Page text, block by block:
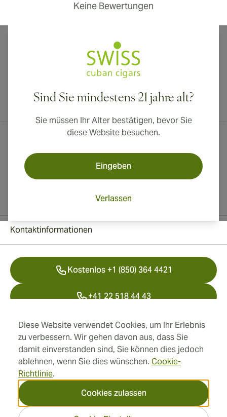
Diese Website verwendet Cookies, um Ihr Erlebnis
zu verbessern. Wir gehen davon aus, dass Sie
damit einverstanden sind, Sie können dies jedoch
ablehnen, wenn Sie dies wünschen. Cookie-
Richtlinie.
Cookies zulassen
Keine Bewertungen
Sind Sie mindestens 21 jahre alt?
Sie müssen Ihr Alter bestätigen, bevor Sie
diese Website besuchen.
Eingeben
Verlassen
Internationaler Versand nach Kanada, Vereinigtes Königreich und
Adresse
Informationen
Kontaktinformationen
Kostenlos +1 (850) 364 4421
+41 22 518 44 43
info@swisscubancigars.com